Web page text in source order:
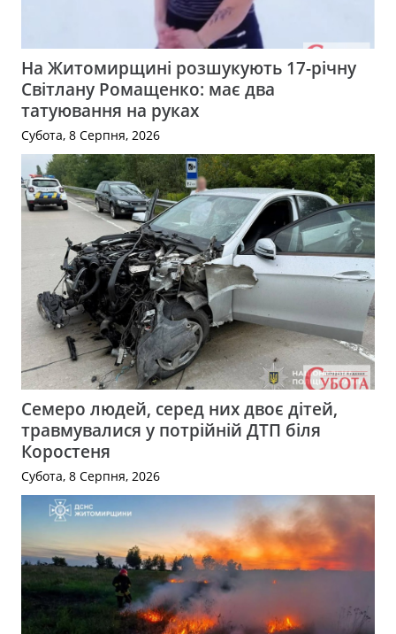
На Житомирщині розшукують 17-річну
Світлану Ромащенко: має два
татуювання на руках
Субота, 8 Серпня, 2026
Семеро людей, серед них двоє дітей,
травмувалися у потрійній ДТП біля
Коростеня
Субота, 8 Серпня, 2026